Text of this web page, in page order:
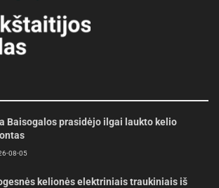
Baisogalos prasidėjo ilgai laukto kelio
08-05
kelionės elektriniais traukiniais iš